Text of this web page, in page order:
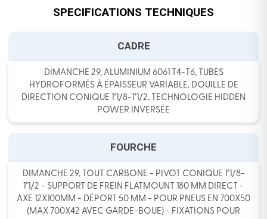
SPECIFICATIONS TECHNIQUES
CADRE
DIMANCHE 29, ALUMINIUM 6061 T4-T6, TUBES
HYDROFORMÉS À ÉPAISSEUR VARIABLE, DOUILLE DE
DIRECTION CONIQUE 1"1/8-1"1/2, TECHNOLOGIE HIDDEN
POWER INVERSÉE
FOURCHE
DIMANCHE 29, TOUT CARBONE - PIVOT CONIQUE 1"1/8-
1"1/2 - SUPPORT DE FREIN FLATMOUNT 180 MM DIRECT -
AXE 12X100MM - DÉPORT 50 MM - POUR PNEUS EN 700X50
(MAX 700X42 AVEC GARDE-BOUE) - FIXATIONS POUR